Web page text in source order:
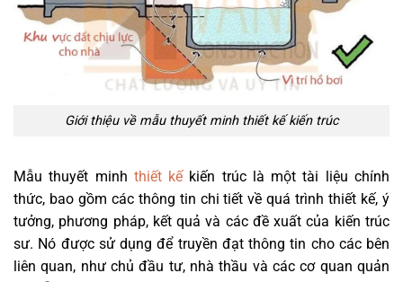
Giới thiệu về mẫu thuyết minh thiết kế kiến trúc
Mẫu thuyết minh thiết kếkiến trúc là một tài liệu chính
thức, bao gồm các thông tin chi tiết về quá trình thiết kế, ý
tưởng, phương pháp, kết quả và các đề xuất của kiến trúc
sư. Nó được sử dụng để truyền đạt thông tin cho các bên
liên quan, như chủ đầu tư, nhà thầu và các cơ quan quản